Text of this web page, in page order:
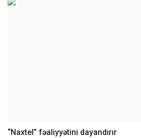
“Naxtel” fəaliyyətini dayandırır